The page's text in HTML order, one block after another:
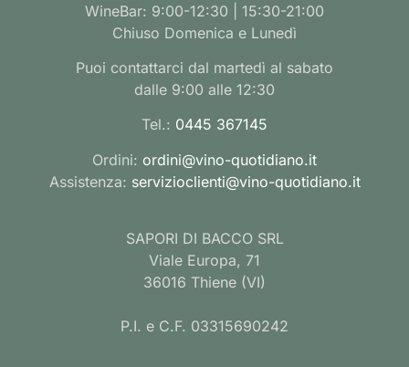
WineBar: 9:00-12:30 | 15:30-21:00
Chiuso Domenica e Lunedì
Puoi contattarci dal martedì al sabato
dalle 9:00 alle 12:30
Tel.: 0445 367145
Ordini: ordini@vino-quotidiano.it
Assistenza: servizioclienti@vino-quotidiano.it
SAPORI DI BACCO SRL
Viale Europa, 71
36016 Thiene (VI)
P.I. e C.F. 03315690242